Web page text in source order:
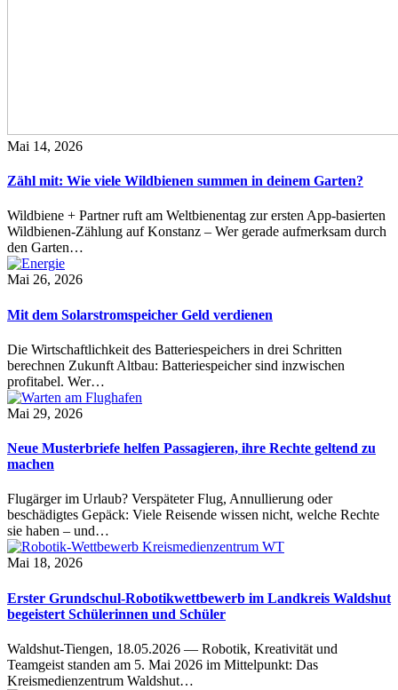
Mai 14, 2026
Zähl mit: Wie viele Wildbienen summen in deinem Garten?
Wildbiene + Partner ruft am Weltbienentag zur ersten App-basierten
Wildbienen-Zählung auf Konstanz – Wer gerade aufmerksam durch
den Garten…
Mai 26, 2026
Mit dem Solarstromspeicher Geld verdienen
Die Wirtschaftlichkeit des Batteriespeichers in drei Schritten
berechnen Zukunft Altbau: Batteriespeicher sind inzwischen
profitabel. Wer…
Mai 29, 2026
Neue Musterbriefe helfen Passagieren, ihre Rechte geltend zu
machen
Flugärger im Urlaub? Verspäteter Flug, Annullierung oder
beschädigtes Gepäck: Viele Reisende wissen nicht, welche Rechte
sie haben – und…
Mai 18, 2026
Erster Grundschul-Robotikwettbewerb im Landkreis Waldshut
begeistert Schülerinnen und Schüler
Waldshut-Tiengen, 18.05.2026 — Robotik, Kreativität und
Teamgeist standen am 5. Mai 2026 im Mittelpunkt: Das
Kreismedienzentrum Waldshut…